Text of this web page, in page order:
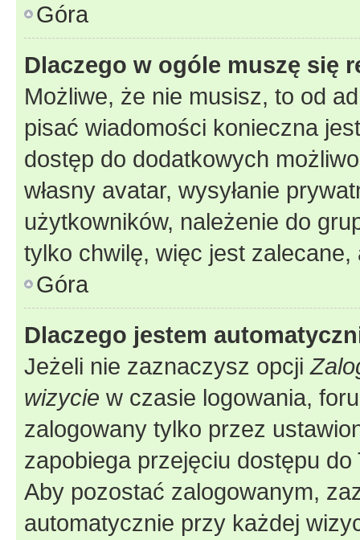
Góra
Dlaczego w ogóle muszę się
Możliwe, że nie musisz, to od
pisać wiadomości konieczna
dostęp do dodatkowych
własny avatar, wysyłanie
użytkowników, należenie do
tylko chwilę, więc jest zalecane,
Góra
Dlaczego jestem
Jeżeli nie zaznaczysz opcji
wizycie w czasie logowania,
zalogowany tylko przez
zapobiega przejęciu dostępu
Aby pozostać zalogowanym,
automatycznie przy każdej